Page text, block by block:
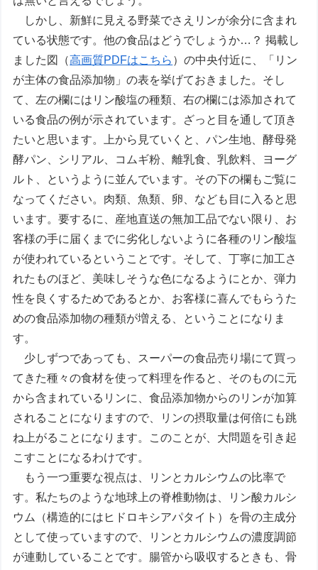
しかし、新鮮に見える野菜でさえリンが余分に含まれ
ている状態です。他の食品はどうでしょうか…？ 掲載し
ました図（高画質PDFはこちら ）の中央付近に、「リン
が主体の食品添加物」の表を挙げておきました。そし
て、左の欄にはリン酸塩の種類、右の欄には添加されて
いる食品の例が示されています。ざっと目を通して頂き
たいと思います。上から見ていくと、パン生地、酵母発
酵パン、シリアル、コムギ粉、離乳食、乳飲料、ヨーグ
ルト、というように並んでいます。その下の欄もご覧に
なってください。肉類、魚類、卵、なども目に入ると思
います。要するに、産地直送の無加工品でない限り、お
客様の手に届くまでに劣化しないように各種のリン酸塩
が使われているということです。そして、丁寧に加工さ
れたものほど、美味しそうな色になるようにとか、弾力
性を良くするためであるとか、お客様に喜んでもらうた
めの食品添加物の種類が増える、ということになりま
す。
少しずつであっても、スーパーの食品売り場にて買っ
てきた種々の食材を使って料理を作ると、そのものに元
から含まれているリンに、食品添加物からのリンが加算
されることになりますので、リンの摂取量は何倍にも跳
ね上がることになります。このことが、大問題を引き起
こすことになるわけです。
もう一つ重要な視点は、リンとカルシウムの比率で
す。私たちのような地球上の脊椎動物は、リン酸カルシ
ウム（構造的にはヒドロキシアパタイト）を骨の主成分
として使っていますので、リンとカルシウムの濃度調節
が連動していることです。腸管から吸収するときも、骨